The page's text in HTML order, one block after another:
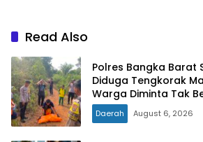
Read Also
Polres Bangka Barat
Diduga Tengkorak
Warga Diminta Tak
Daerah August 6, 2026